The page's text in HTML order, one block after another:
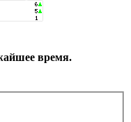
время.